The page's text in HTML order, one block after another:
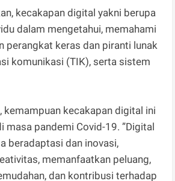
kecakapan digital yakni berupa
dalam mengetahui, memahami
perangkat keras dan piranti lunak
komunikasi (TIK), serta sistem
kemampuan kecakapan digital ini
masa pandemi Covid-19. ”Digital
beradaptasi dan inovasi,
memanfaatkan peluang,
dan kontribusi terhadap